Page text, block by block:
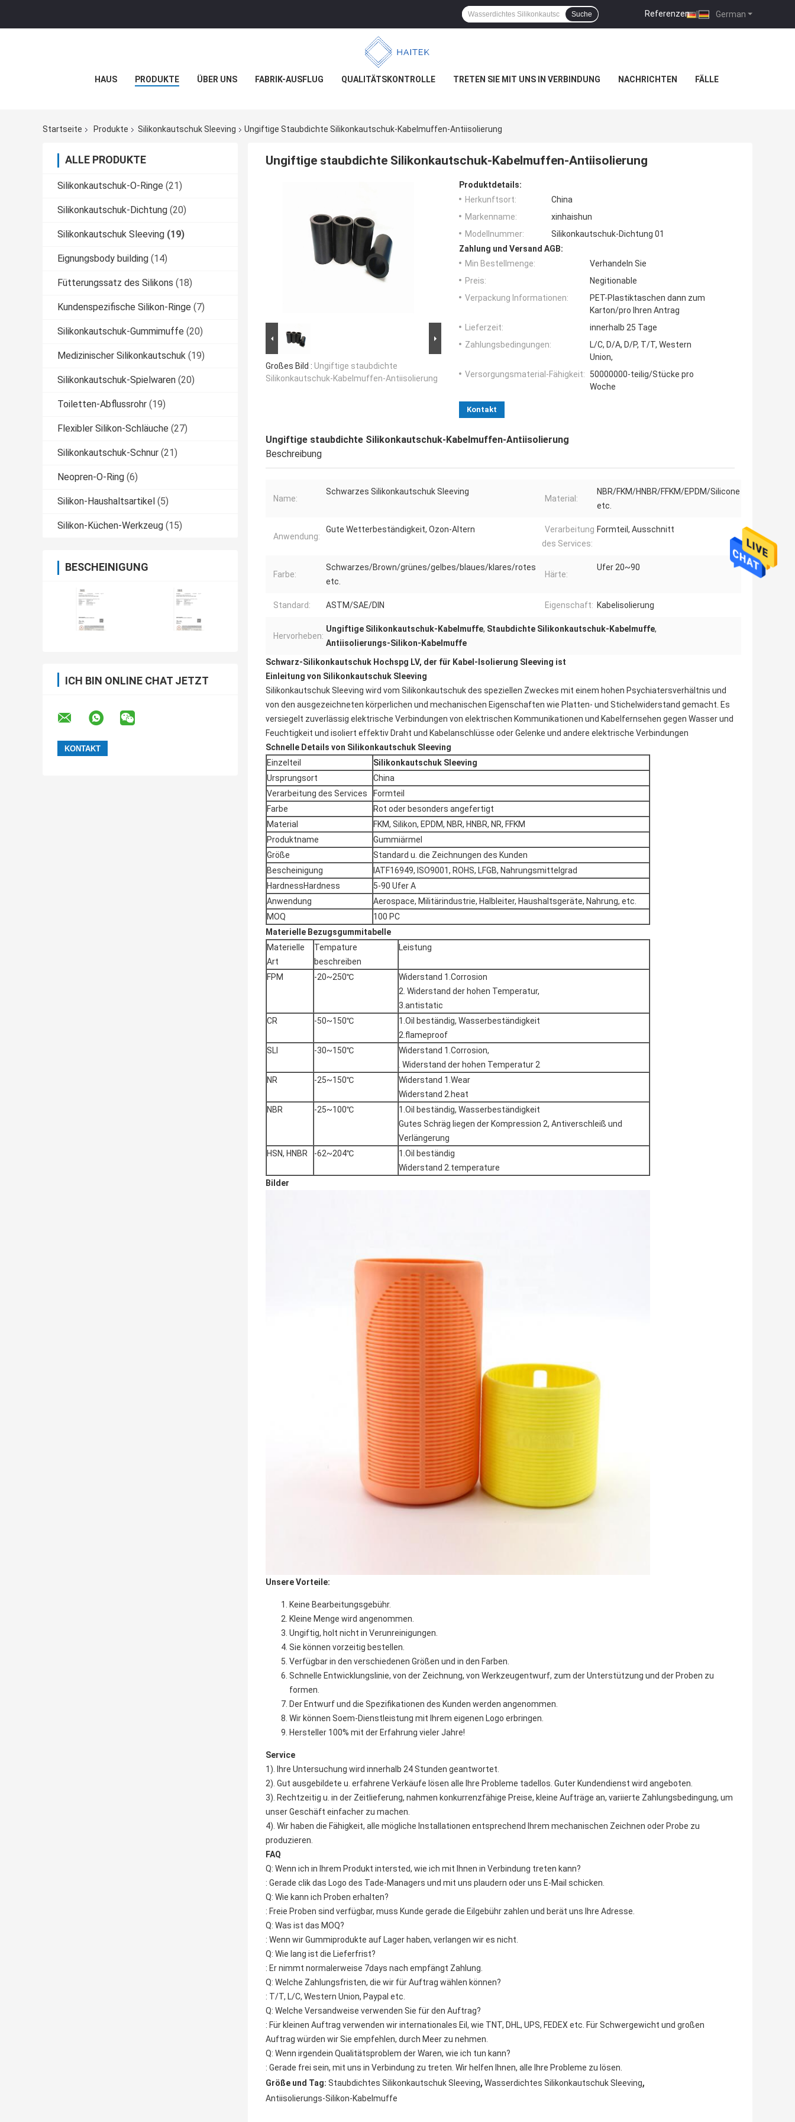
German
Referenzen |
Suche
HAUS PRODUKTE ÜBER UNS FABRIK-AUSFLUG QUALITÄTSKONTROLLE TRETEN SIE MIT UNS IN VERBINDUNG NACHRICHTEN FÄLLE
Startseite Produkte Silikonkautschuk Sleeving Ungiftige Staubdichte Silikonkautschuk-Kabelmuffen-Antiisolierung
ALLE PRODUKTE
Silikonkautschuk-O-Ringe (21)
Silikonkautschuk-Dichtung (20)
Silikonkautschuk Sleeving (19)
Eignungsbody building (14)
Fütterungssatz des Silikons (18)
Kundenspezifische Silikon-Ringe (7)
Silikonkautschuk-Gummimuffe (20)
Medizinischer Silikonkautschuk (19)
Silikonkautschuk-Spielwaren (20)
Toiletten-Abflussrohr (19)
Flexibler Silikon-Schläuche (27)
Silikonkautschuk-Schnur (21)
Neopren-O-Ring (6)
Silikon-Haushaltsartikel (5)
Silikon-Küchen-Werkzeug (15)
BESCHEINIGUNG
ICH BIN ONLINE CHAT JETZT
Ungiftige staubdichte Silikonkautschuk-Kabelmuffen-Antiisolierung
Großes Bild : Ungiftige staubdichte
Silikonkautschuk-Kabelmuffen-Antiisolierung
Produktdetails:
Herkunftsort:
China
Markenname:
xinhaishun
Modellnummer:
Silikonkautschuk-Dichtung 01
Zahlung und Versand AGB:
Min Bestellmenge:
Verhandeln Sie
Preis:
Negitionable
Verpackung Informationen:
PET-Plastiktaschen dann zum
Karton/pro Ihren Antrag
Lieferzeit:
innerhalb 25 Tage
Zahlungsbedingungen:
L/C, D/A, D/P, T/T, Western
Union,
Versorgungsmaterial-Fähigkeit:
50000000-teilig/Stücke pro
Woche
Kontakt
Ungiftige staubdichte Silikonkautschuk-Kabelmuffen-Antiisolierung
Beschreibung
Name:
Schwarzes Silikonkautschuk Sleeving
Material:
NBR/FKM/HNBR/FFKM/EPDM/Silicone
etc.
Anwendung:
Gute Wetterbeständigkeit, Ozon-Altern
Verarbeitung
des Services:
Formteil, Ausschnitt
Farbe:
Schwarzes/Brown/grünes/gelbes/blaues/klares/rotes
etc.
Härte:
Ufer 20~90
Standard: ASTM/SAE/DIN Eigenschaft: Kabelisolierung
Hervorheben:
Ungiftige Silikonkautschuk-Kabelmuffe, Staubdichte Silikonkautschuk-Kabelmuffe,
Antiisolierungs-Silikon-Kabelmuffe
Schwarz-Silikonkautschuk Hochspg LV, der für Kabel-Isolierung Sleeving ist
Einleitung von Silikonkautschuk Sleeving
Silikonkautschuk Sleeving wird vom Silikonkautschuk des speziellen Zweckes mit einem hohen Psychiatersverhältnis und
von den ausgezeichneten körperlichen und mechanischen Eigenschaften wie Platten- und Stichelwiderstand gemacht. Es
versiegelt zuverlässig elektrische Verbindungen von elektrischen Kommunikationen und Kabelfernsehen gegen Wasser und
Feuchtigkeit und isoliert effektiv Draht und Kabelanschlüsse oder Gelenke und andere elektrische Verbindungen
Schnelle Details von Silikonkautschuk Sleeving
Einzelteil
Silikonkautschuk Sleeving
Ursprungsort
China
Verarbeitung des Services
Formteil
Farbe
Rot oder besonders angefertigt
Material
FKM, Silikon, EPDM, NBR, HNBR, NR, FFKM
Produktname
Gummiärmel
Größe
Standard u. die Zeichnungen des Kunden
Bescheinigung
IATF16949, ISO9001, ROHS, LFGB, Nahrungsmittelgrad
HardnessHardness
5-90 Ufer A
Anwendung
Aerospace, Militärindustrie, Halbleiter, Haushaltsgeräte, Nahrung, etc.
MOQ
100 PC
Materielle Bezugsgummitabelle
Materielle
Art
Tempature
beschreiben
Leistung
FPM -20~250℃
Widerstand 1.Corrosion
2. Widerstand der hohen Temperatur,
3.antistatic
CR
-50~150℃
1.Oil beständig, Wasserbeständigkeit
2.flameproof
SLI
-30~150℃
Widerstand 1.Corrosion,
. Widerstand der hohen Temperatur 2
NR
-25~150℃
Widerstand 1.Wear
Widerstand 2.heat
NBR
-25~100℃
1.Oil beständig, Wasserbeständigkeit
Gutes Schräg liegen der Kompression 2, Antiverschleiß und
Verlängerung
HSN, HNBR
-62~204℃
1.Oil beständig
Widerstand 2.temperature
Bilder
Unsere Vorteile:
Keine Bearbeitungsgebühr.
Kleine Menge wird angenommen.
Ungiftig, holt nicht in Verunreinigungen.
Sie können vorzeitig bestellen.
Verfügbar in den verschiedenen Größen und in den Farben.
Schnelle Entwicklungslinie, von der Zeichnung, von Werkzeugentwurf, zum der Unterstützung und der Proben zu
formen.
Der Entwurf und die Spezifikationen des Kunden werden angenommen.
Wir können Soem-Dienstleistung mit Ihrem eigenen Logo erbringen.
Hersteller 100% mit der Erfahrung vieler Jahre!
Service
1). Ihre Untersuchung wird innerhalb 24 Stunden geantwortet.
2). Gut ausgebildete u. erfahrene Verkäufe lösen alle Ihre Probleme tadellos. Guter Kundendienst wird angeboten.
3). Rechtzeitig u. in der Zeitlieferung, nahmen konkurrenzfähige Preise, kleine Aufträge an, variierte Zahlungsbedingung, um
unser Geschäft einfacher zu machen.
4). Wir haben die Fähigkeit, alle mögliche Installationen entsprechend Ihrem mechanischen Zeichnen oder Probe zu
produzieren.
FAQ
Q: Wenn ich in Ihrem Produkt intersted, wie ich mit Ihnen in Verbindung treten kann?
: Gerade clik das Logo des Tade-Managers und mit uns plaudern oder uns E-Mail schicken.
Q: Wie kann ich Proben erhalten?
: Freie Proben sind verfügbar, muss Kunde gerade die Eilgebühr zahlen und berät uns Ihre Adresse.
Q: Was ist das MOQ?
: Wenn wir Gummiprodukte auf Lager haben, verlangen wir es nicht.
Q: Wie lang ist die Lieferfrist?
: Er nimmt normalerweise 7days nach empfängt Zahlung.
Q: Welche Zahlungsfristen, die wir für Auftrag wählen können?
: T/T, L/C, Western Union, Paypal etc.
Q: Welche Versandweise verwenden Sie für den Auftrag?
: Für kleinen Auftrag verwenden wir internationales Eil, wie TNT, DHL, UPS, FEDEX etc. Für Schwergewicht und großen
Auftrag würden wir Sie empfehlen, durch Meer zu nehmen.
Q: Wenn irgendein Qualitätsproblem der Waren, wie ich tun kann?
: Gerade frei sein, mit uns in Verbindung zu treten. Wir helfen Ihnen, alle Ihre Probleme zu lösen.
Größe und Tag: Staubdichtes Silikonkautschuk Sleeving, Wasserdichtes Silikonkautschuk Sleeving,
Antiisolierungs-Silikon-Kabelmuffe